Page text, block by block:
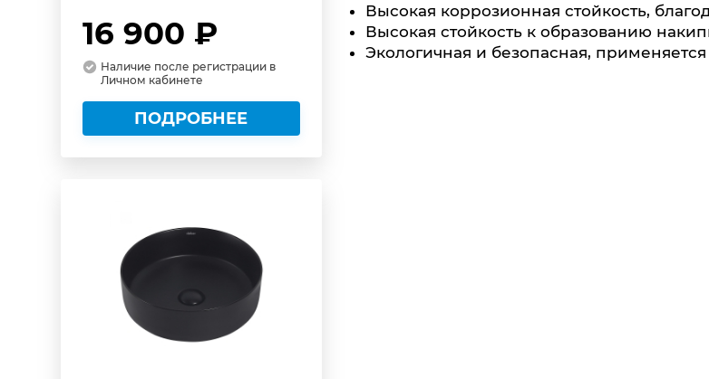
16 900 ₽
Наличие после регистрации в
Личном кабинете
ПОДРОБНЕЕ
Высокая коррозионная стойкость,
Высокая стойкость к образованию
Экологичная и безопасная,